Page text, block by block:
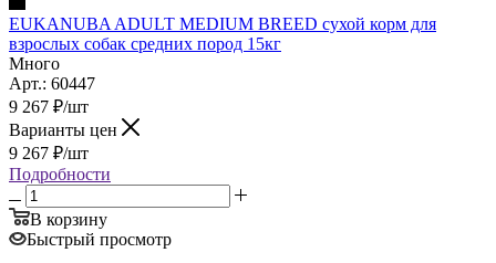
EUKANUBA ADULT MEDIUM BREED сухой корм для
взрослых собак средних пород 15кг
Много
Арт.: 60447
9 267 ₽/шт
Варианты цен
9 267 ₽/шт
Подробности
В корзину
Быстрый просмотр